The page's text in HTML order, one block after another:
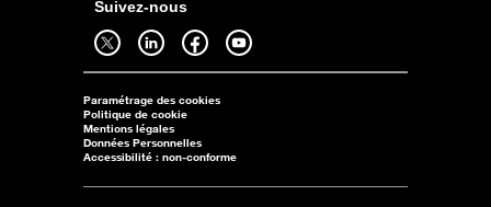
Suivez-nous
Suivez-nous sur twitter - ouverture dans un nouvel onglet Suivez-nous sur linkedin - ouverture dans un nouvel onglet Suivez-nous sur facebook - ouverture dans un nouvel onglet Suivez-nous sur youtube - ouverture dans un nouvel onglet
Paramétrage des cookies
Politique de cookie
Mentions légales
Données Personnelles
Accessibilité : non-conforme